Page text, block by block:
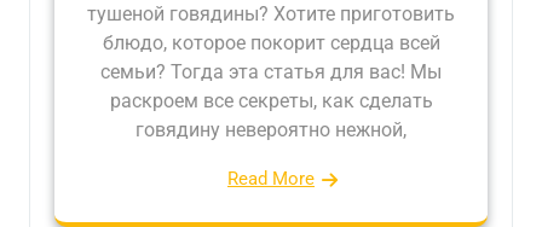
тушеной говядины? Хотите приготовить
блюдо, которое покорит сердца всей
семьи? Тогда эта статья для вас! Мы
раскроем все секреты, как сделать
говядину невероятно нежной,
Read More